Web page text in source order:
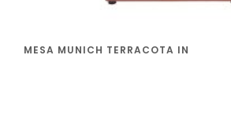
MESA MUNICH TERRACOTA IN